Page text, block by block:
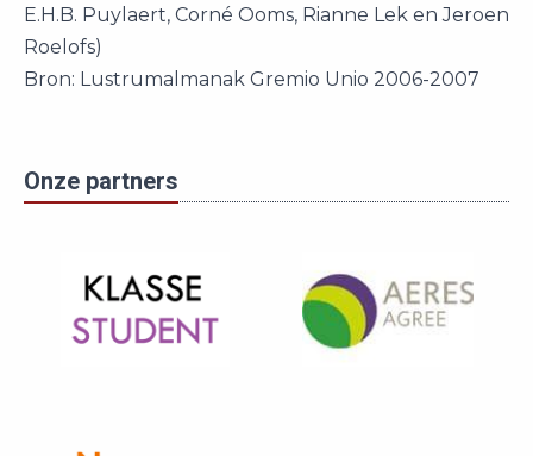
E.H.B. Puylaert, Corné Ooms, Rianne Lek en Jeroen
Roelofs)
Bron: Lustrumalmanak Gremio Unio 2006-2007
Onze partners